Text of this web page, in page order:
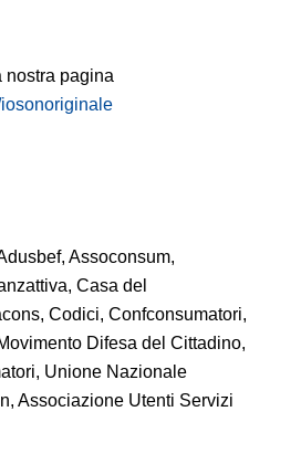
nostra pagina
Assoconsum,
Casa del
Codici, Confconsumatori,
Difesa del Cittadino,
Unione Nazionale
Associazione Utenti Servizi